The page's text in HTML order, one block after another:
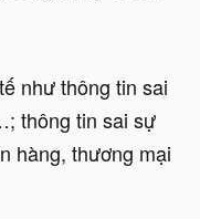
như thông tin sai
thông tin sai sự
hàng, thương mại